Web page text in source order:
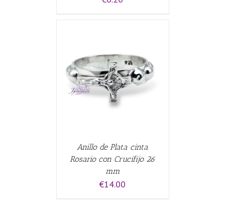
Anillo de Plata cinta
Rosario con Crucifijo 26
mm
€14.00